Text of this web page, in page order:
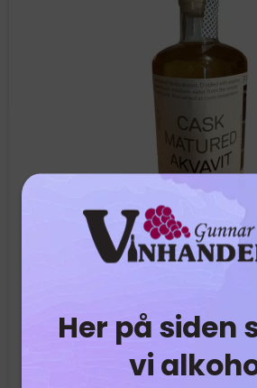
Her på siden
vi
Faer Isles Distillery Cask